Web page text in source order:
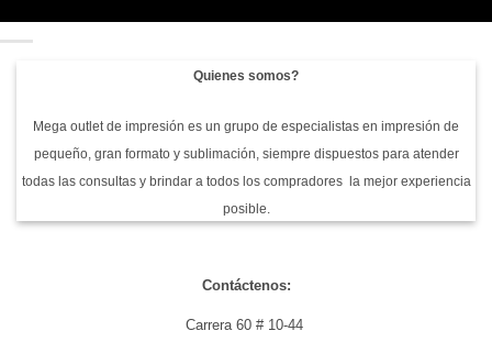
Quienes somos?
Mega outlet de impresión es un grupo de especialistas en impresión de
pequeño, gran formato y sublimación, siempre dispuestos para atender
todas las consultas y brindar a todos los compradores la mejor experiencia
posible.
Contáctenos:
Carrera 60 # 10-44